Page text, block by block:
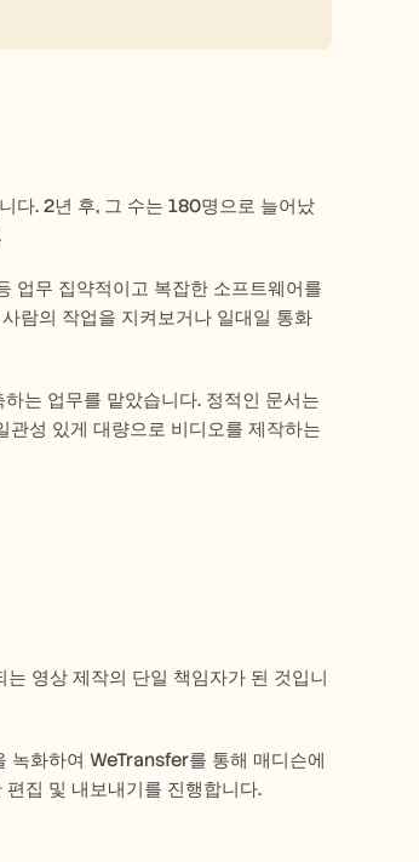
. 2년 후, 그 수는 180명으로 늘어났
업무 집약적이고 복잡한 소프트웨어를
람의 작업을 지켜보거나 일대일 통화
는 업무를 맡았습니다. 정적인 문서는
성 있게 대량으로 비디오를 제작하는
영상 제작의 단일 책임자가 된 것입니
화하여 WeTransfer를 통해 매디슨에
집 및 내보내기를 진행합니다.